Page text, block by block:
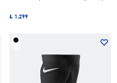
₺ 1.299